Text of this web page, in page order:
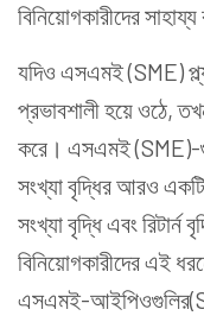
বিনিয়োগকারীদের
যদিও এসএমই (SME)
প্রভাবশালী হয়ে ওঠে,
করে। এসএমই (SME)-
সংখ্যা বৃদ্ধির আরও
সংখ্যা বৃদ্ধি এবং রিটার্ন
বিনিয়োগকারীদের এই
এসএমই-